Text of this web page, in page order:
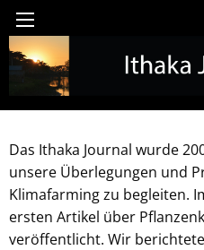
Das Ithaka Journal wurde
unsere Überlegungen und
Klimafarming zu begleiten.
ersten Artikel über
veröffentlicht. Wir